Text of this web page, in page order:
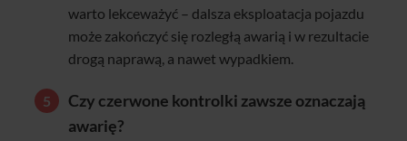
warto lekceważyć – dalsza eksploatacja pojazdu
może zakończyć się rozległą awarią i w rezultacie
drogą naprawą, a nawet wypadkiem.
Czy czerwone kontrolki zawsze oznaczają
awarię?